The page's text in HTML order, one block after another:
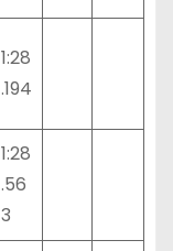
1:28
.194
1:28
.56
3